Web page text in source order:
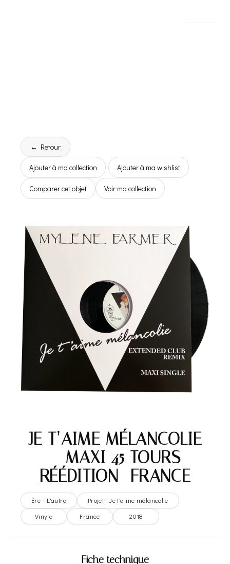
← Retour
Ajouter à ma collection Ajouter à ma wishlist
Comparer cet objet Voir ma collection
JE T’AIME MÉLANCOLIE
– MAXI 45 TOURS
RÉÉDITION- FRANCE
Ère · L'autre
Projet · Je t'aime mélancolie
Vinyle
France 2018
Fiche technique